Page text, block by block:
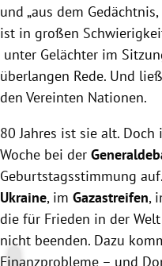
und „aus dem
ist in großen
unter Gelächter im
überlangen Rede. Und
den Vereinten Nationen.
80 Jahres ist sie alt.
Woche bei der
Geburtstagsstimmung
Ukraine, im Gazastreifen,
die für Frieden in der
nicht beenden. Dazu
Finanzprobleme – und